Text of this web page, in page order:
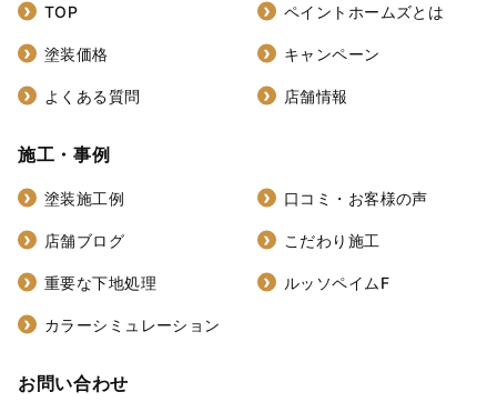
TOP ペイントホームズとは
塗装価格 キャンペーン
よくある質問 店舗情報
施工・事例
塗装施工例 口コミ・お客様の声
店舗ブログ こだわり施工
重要な下地処理 ルッソペイムF
カラーシミュレーション
お問い合わせ